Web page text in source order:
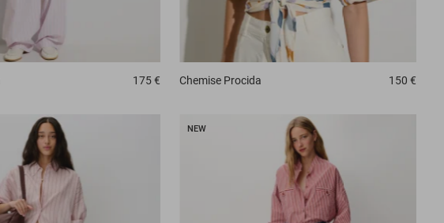
175 € Chemise Procida 150 €
NEW